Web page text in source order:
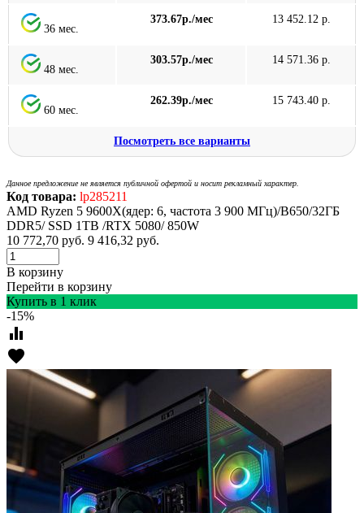
36 мес.
373.67р./мес 13 452.12 р.
48 мес.
303.57р./мес 14 571.36 р.
60 мес.
262.39р./мес 15 743.40 р.
Посмотреть все варианты
Данное предложение не является публичной офертой и носит рекламный характер.
Код товара: lp285211
AMD Ryzen 5 9600X(ядер: 6, частота 3 900 МГц)/B650/32ГБ
DDR5/ SSD 1TB /RTX 5080/ 850W
10 772,70 руб. 9 416,32 руб.
В корзину
Перейти в корзину
Купить в 1 клик
-15%
equalizer
favorite